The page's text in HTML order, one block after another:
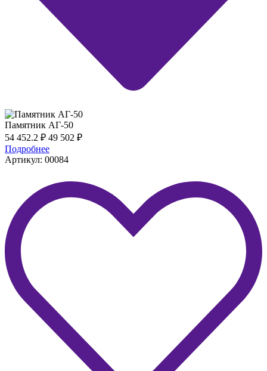
Памятник АГ-50
54 452.2 ₽ 49 502 ₽
Подробнее
Артикул: 00084